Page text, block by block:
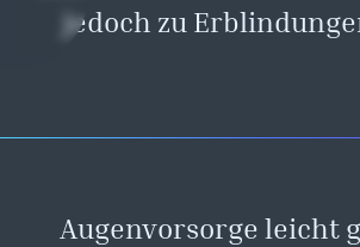
jedoch zu
Augenvorsorge leicht